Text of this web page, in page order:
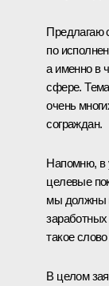
Предлагаю
по
а именно в
сфере.
очень
сограждан.
Напомню, в
целевые
мы должны
такое
В целом